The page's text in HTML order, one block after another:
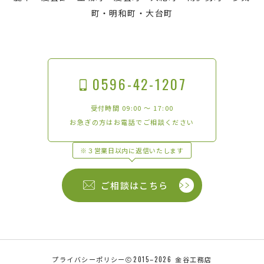
町・明和町・大台町
0596-42-1207
受付時間 09:00 〜 17:00
お急ぎの方はお電話でご相談ください
※３営業日以内に返信いたします
ご相談はこちら
プライバシーポリシー 2015–2026 金谷工務店